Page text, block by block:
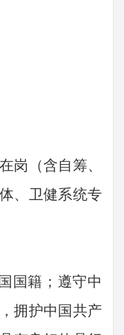
岗
（含自筹、
、卫健系统专
国籍；遵守中
拥护中国共产